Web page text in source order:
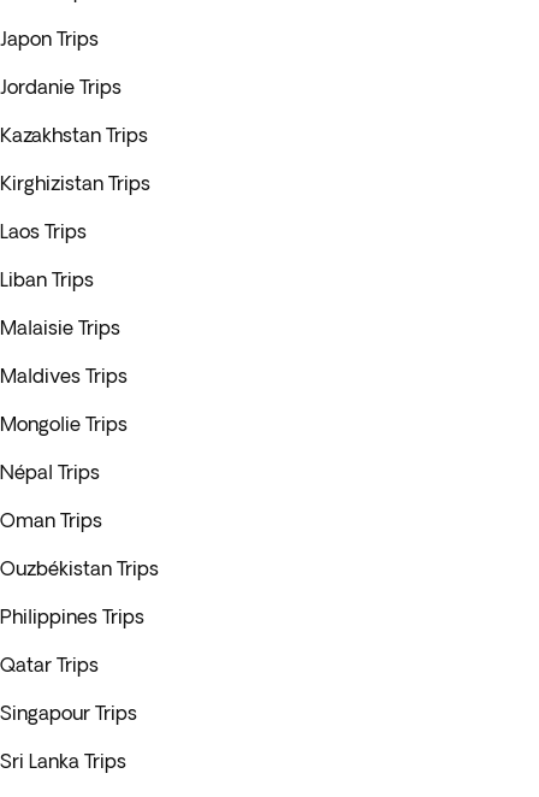
Japon Trips
Jordanie Trips
Kazakhstan Trips
Kirghizistan Trips
Laos Trips
Liban Trips
Malaisie Trips
Maldives Trips
Mongolie Trips
Népal Trips
Oman Trips
Ouzbékistan Trips
Philippines Trips
Qatar Trips
Singapour Trips
Sri Lanka Trips